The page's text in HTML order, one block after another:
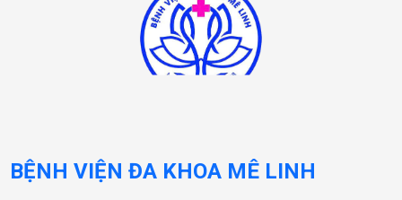
BỆNH VIỆN ĐA KHOA MÊ LINH